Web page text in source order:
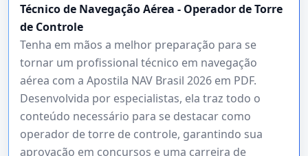
Técnico de Navegação Aérea - Operador de Torre
de Controle
Tenha em mãos a melhor preparação para se
tornar um profissional técnico em navegação
aérea com a Apostila NAV Brasil 2026 em PDF.
Desenvolvida por especialistas, ela traz todo o
conteúdo necessário para se destacar como
operador de torre de controle, garantindo sua
aprovação em concursos e uma carreira de